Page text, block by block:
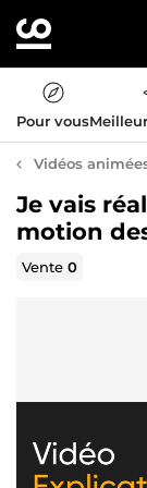
Pour vous
Vidéos
Je vais
motion
Vente0